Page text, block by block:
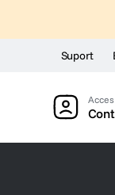
Suport
Cont